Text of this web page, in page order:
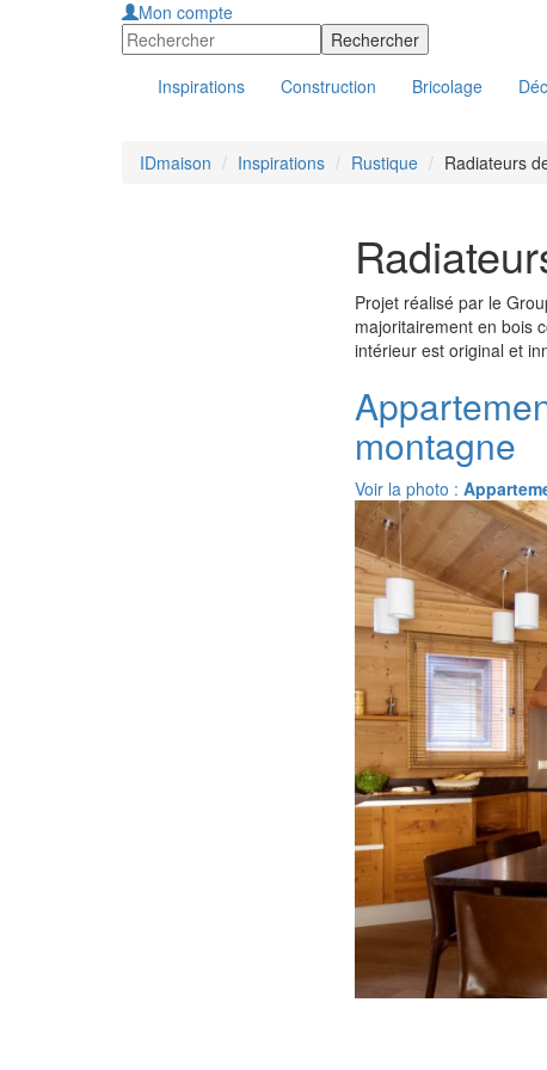
Mon compte
Inspirations Construction Bricolage
IDmaison Inspirations Rustique Radiateurs
Projet réalisé par le
majoritairement en bois
intérieur est original et
montagne
Voir la photo :